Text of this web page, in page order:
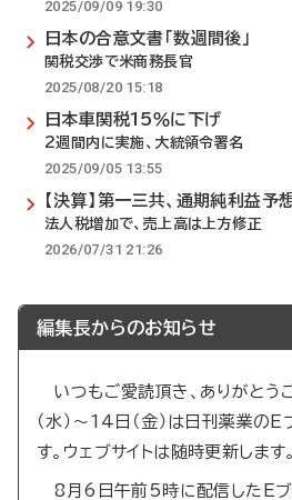
2025/09/09 19:30
日本の合意文書「数週間後」
関税交渉で米商務長官
2025/08/20 15:18
日本車関税15％に下げ
2週間内に実施、大統領令署名
2025/09/05 13:55
【決算】第一三共、通期純利益予
法人税増加で、売上高は上方修正
2026/07/31 21:26
編集長からのお知らせ
いつもご愛読頂き、ありがとう
（水）～14日（金）は日刊薬業の
す。ウェブサイトは随時更新します。
8月6日午前5時に配信したEブ